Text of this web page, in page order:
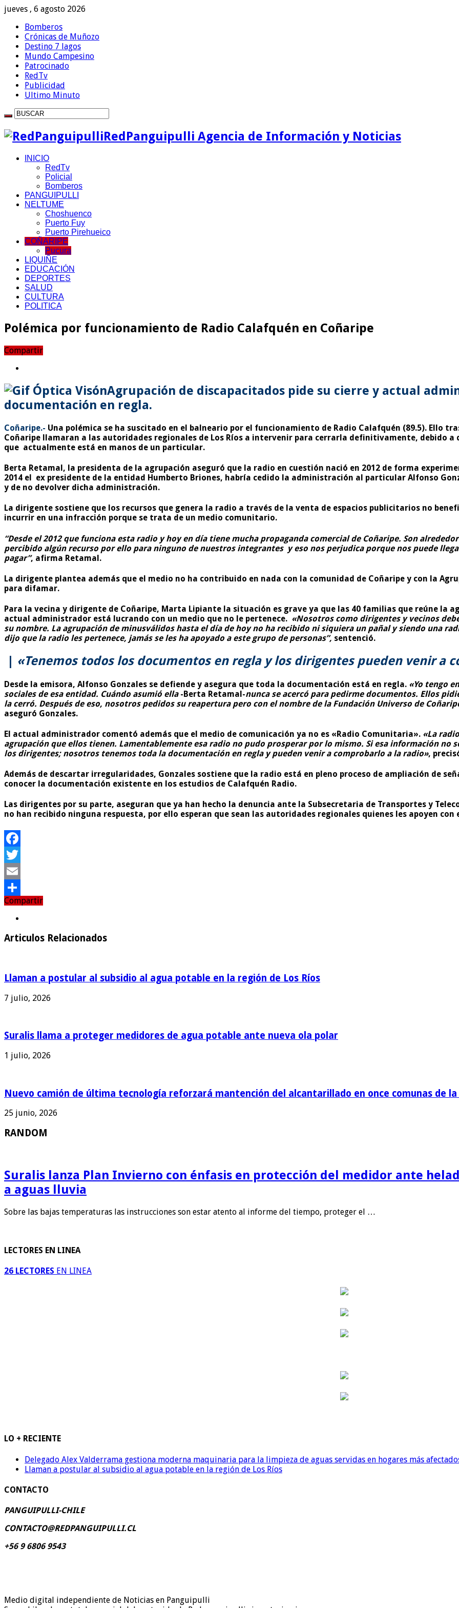
jueves , 6 agosto 2026
Bomberos
Crónicas de Muñozo
Destino 7 lagos
Mundo Campesino
Patrocinado
RedTv
Publicidad
Ultimo Minuto
RedPanguipulli Agencia de Información y Noticias
INICIO
RedTv
Policial
Bomberos
PANGUIPULLI
NELTUME
Choshuenco
Puerto Fuy
Puerto Pirehueico
COÑARIPE
Pucura
LIQUIÑE
EDUCACIÓN
DEPORTES
SALUD
CULTURA
POLITICA
Polémica por funcionamiento de Radio Calafquén en Coñaripe
Compartir
Agrupación de discapacitados pide su cierre y actual
documentación en regla.
Coñaripe.- Una polémica se ha suscitado en el balneario por el funcionamiento de Radio Calafquén (89.5). Ello
Coñaripe llamaran a las autoridades regionales de Los Ríos a intervenir para cerrarla definitivamente, debido a
que actualmente está en manos de un particular.
Berta Retamal, la presidenta de la agrupación aseguró que la radio en cuestión nació en 2012 de forma
2014 el ex presidente de la entidad Humberto Briones, habría cedido la administración al particular Alfonso
y de no devolver dicha administración.
La dirigente sostiene que los recursos que genera la radio a través de la venta de espacios publicitarios no
incurrir en una infracción porque se trata de un medio comunitario.
“Desde el 2012 que funciona esta radio y hoy en día tiene mucha propaganda comercial de Coñaripe. Son
percibido algún recurso por ello para ninguno de nuestros integrantes y eso nos perjudica porque nos puede
pagar”, afirma Retamal.
La dirigente plantea además que el medio no ha contribuido en nada con la comunidad de Coñaripe y con la
para difamar.
Para la vecina y dirigente de Coñaripe, Marta Lipiante la situación es grave ya que las 40 familias que reúne la
actual administrador está lucrando con un medio que no le pertenece. «Nosotros como dirigentes y vecinos
su nombre. La agrupación de minusválidos hasta el día de hoy no ha recibido ni siquiera un pañal y siendo una
dijo que la radio les pertenece, jamás se les ha apoyado a este grupo de personas”, sentenció.
«Tenemos todos los documentos en regla y los dirigentes pueden venir a
Desde la emisora, Alfonso Gonzales se defiende y asegura que toda la documentación está en regla. «Yo tengo
sociales de esa entidad. Cuándo asumió ella-Berta Retamal-nunca se acercó para pedirme documentos. Ellos
la cerró. Después de eso, nosotros pedidos su reapertura pero con el nombre de la Fundación Universo de
aseguró Gonzales.
El actual administrador comentó además que el medio de comunicación ya no es «Radio Comunitaria». «La
agrupación que ellos tienen. Lamentablemente esa radio no pudo prosperar por lo mismo. Si esa información no
los dirigentes; nosotros tenemos toda la documentación en regla y pueden venir a comprobarlo a la radio»,
Además de descartar irregularidades, Gonzales sostiene que la radio está en pleno proceso de ampliación de
conocer la documentación existente en los estudios de Calafquén Radio.
Las dirigentes por su parte, aseguran que ya han hecho la denuncia ante la Subsecretaria de Transportes y
no han recibido ninguna respuesta, por ello esperan que sean las autoridades regionales quienes les apoyen
Facebook
Twitter
Email
Compartir
Compartir
Articulos Relacionados
Llaman a postular al subsidio al agua potable en la región de Los Ríos
7 julio, 2026
Suralis llama a proteger medidores de agua potable ante nueva ola polar
1 julio, 2026
Nuevo camión de última tecnología reforzará mantención del alcantarillado en once comunas de la
25 junio, 2026
RANDOM
Suralis lanza Plan Invierno con énfasis en protección del medidor ante
a aguas lluvia
Sobre las bajas temperaturas las instrucciones son estar atento al informe del tiempo, proteger el …
LECTORES EN LINEA
26 LECTORES EN LINEA
LO + RECIENTE
Delegado Alex Valderrama gestiona moderna maquinaria para la limpieza de aguas servidas en hogares más
Llaman a postular al subsidio al agua potable en la región de Los Ríos
CONTACTO
PANGUIPULLI-CHILE
CONTACTO@REDPANGUIPULLI.CL
+56 9 6806 9543
Medio digital independiente de Noticias en Panguipulli